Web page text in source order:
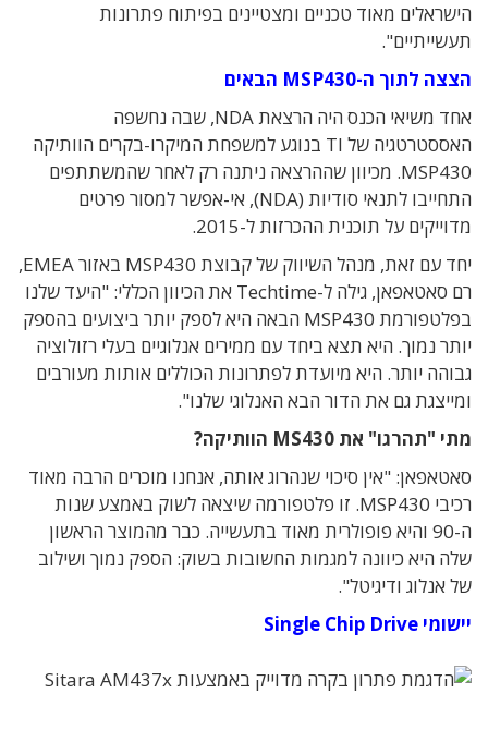
הישראלים מאוד טכניים ומצטיינים בפיתוח פתרונות
תעשייתיים".
הצצה לתוך ה-MSP430 הבאים
אחד משיאי הכנס היה הרצאת NDA, שבה נחשפה
האססטרטגיה של TI בנוגע למשפחת המיקרו-בקרים הוותיקה
MSP430. מכיוון שההרצאה ניתנה רק לאחר שהמשתתפים
התחייבו לתנאי סודיות (NDA), אי-אפשר למסור פרטים
מדוייקים על תוכנית ההכרזות ל-2015.
יחד עם זאת, מנהל השיווק של קבוצת MSP430 באזור EMEA,
רם סאטאפאן, גילה ל-Techtime את הכיוון הכללי: "היעד שלנו
בפלטפורמת MSP430 הבאה היא לספק יותר ביצועים בהספק
יותר נמוך. היא תצא ביחד עם ממירים אנלוגיים בעלי רזולוציה
גבוהה יותר. היא מיועדת לפתרונות הכוללים אותות מעורבים
ומייצגת גם את הדור הבא האנלוגי שלנו".
מתי "תהרגו" את MS430 הוותיקה?
סאטאפאן: "אין סיכוי שנהרוג אותה, אנחנו מוכרים הרבה מאוד
רכיבי MSP430. זו פלטפורמה שיצאה לשוק באמצע שנות
ה-90 והיא פופולרית מאוד בתעשייה. כבר מהמוצר הראשון
שלה היא כיוונה למגמות החשובות בשוק: הספק נמוך ושילוב
של אנלוג ודיגיטל".
יישומי Single Chip Drive